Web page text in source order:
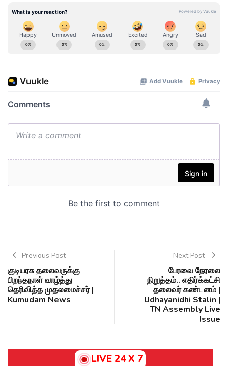
Previous Post
குடியரசு தலைவருக்கு
பிறந்தநாள் வாழ்த்து
தெரிவித்த முதலமைச்சர் |
Kumudam News
Next Post
பேரவை நேரலை
நிறுத்தம்.. எதிர்க்கட்சி
தலைவர் கண்டனம் |
Udhayanidhi Stalin |
TN Assembly Live
Issue
LIVE 24 X 7